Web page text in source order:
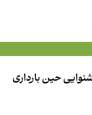
حین بارداری